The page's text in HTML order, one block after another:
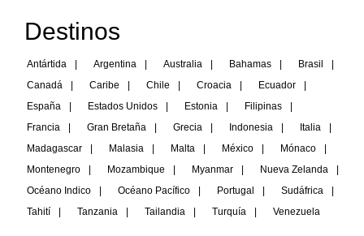
Destinos
Antártida Argentina Australia Bahamas Brasil
Canadá
Caribe Chile Croacia Ecuador
España
Estados Unidos Estonia Filipinas
Francia
Gran Bretaña Grecia Indonesia Italia
Madagascar
Malasia Malta México Mónaco
Montenegro
Mozambique Myanmar Nueva Zelanda
Océano Indico
Océano Pacífico Portugal Sudáfrica
Tahití
Tanzania Tailandia Turquía Venezuela